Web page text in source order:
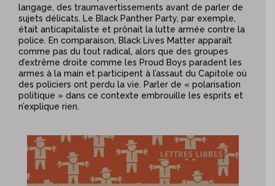
langage, des traumavertissements avant de parler de
sujets délicats. Le Black Panther Party, par exemple,
était anticapitaliste et prônait la lutte armée contre la
police. En comparaison, Black Lives Matter apparaît
comme pas du tout radical, alors que des groupes
d’extrême droite comme les Proud Boys paradent les
armes à la main et participent à l’assaut du Capitole où
des policiers ont perdu la vie. Parler de « polarisation
politique » dans ce contexte embrouille les esprits et
n’explique rien.